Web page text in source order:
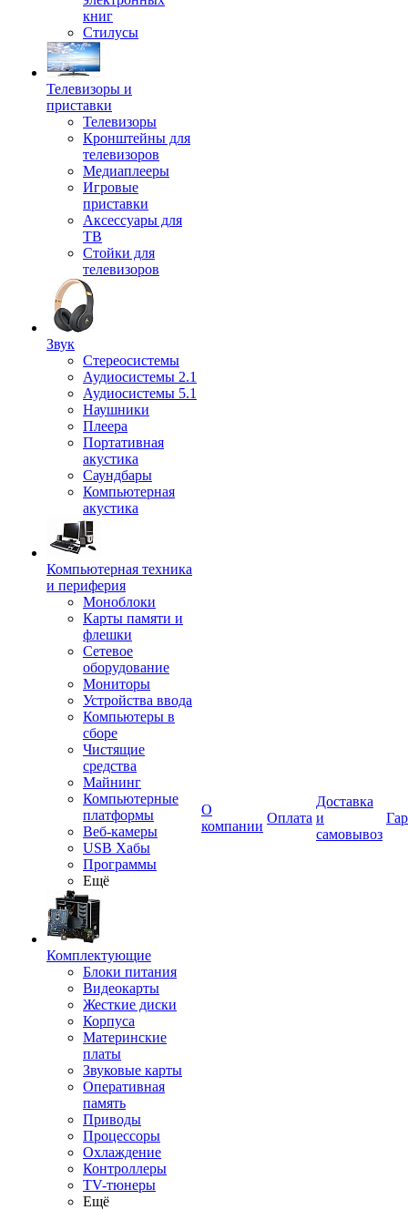
книг
Стилусы
Телевизоры и
приставки
Телевизоры
Кронштейны для
телевизоров
Медиаплееры
Игровые
приставки
Аксессуары для
ТВ
Стойки для
телевизоров
Звук
Стереосистемы
Аудиосистемы 2.1
Аудиосистемы 5.1
Наушники
Плеера
Портативная
акустика
Саундбары
Компьютерная
акустика
Компьютерная техника
и периферия
Моноблоки
Карты памяти и
флешки
Сетевое
оборудование
Мониторы
Устройства ввода
Компьютеры в
сборе
Чистящие
средства
Майнинг
Компьютерные
платформы
Веб-камеры
USB Хабы
Программы
Ещё
Комплектующие
Блоки питания
Видеокарты
Жесткие диски
Корпуса
Материнские
платы
Звуковые карты
Оперативная
память
Приводы
Процессоры
Охлаждение
Контроллеры
TV-тюнеры
Ещё
О
компании
Оплата
Доставка
и
самовывоз